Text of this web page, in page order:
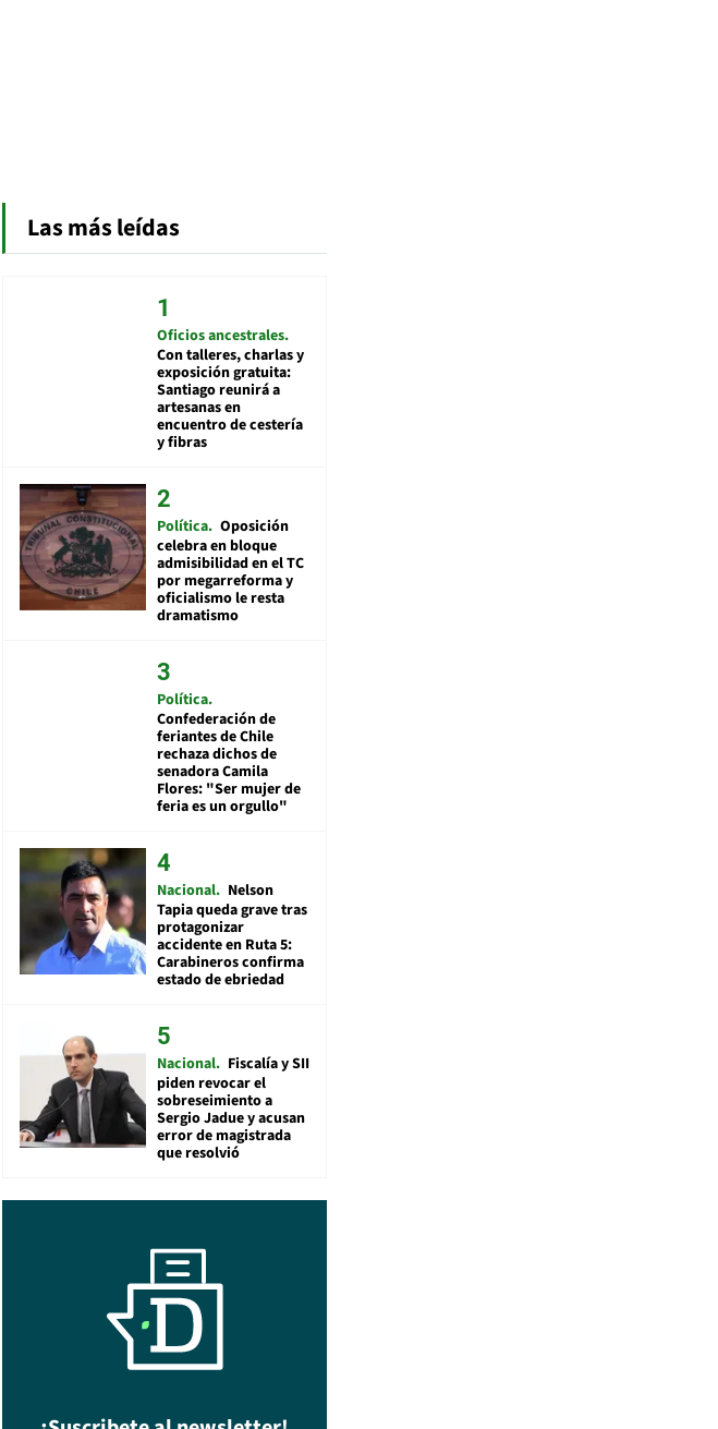
Las más leídas
Oficios ancestrales
Con talleres, charlas y
exposición gratuita:
Santiago reunirá a
artesanas en
encuentro de cestería
y fibras
Política Oposición
celebra en bloque
admisibilidad en el TC
por megarreforma y
oficialismo le resta
dramatismo
Política
Confederación de
feriantes de Chile
rechaza dichos de
senadora Camila
Flores: "Ser mujer de
feria es un orgullo"
Nacional Nelson
Tapia queda grave tras
protagonizar
accidente en Ruta 5:
Carabineros confirma
estado de ebriedad
Nacional Fiscalía y SII
piden revocar el
sobreseimiento a
Sergio Jadue y acusan
error de magistrada
que resolvió